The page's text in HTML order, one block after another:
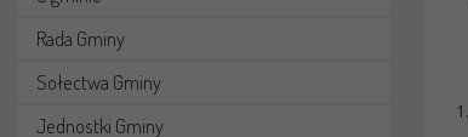
Rada Gminy
Sołectwa Gminy
Jednostki Gminy